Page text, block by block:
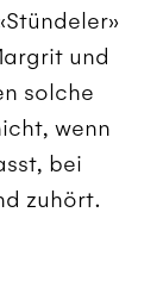
und
solche
wenn
bei
zuhört.